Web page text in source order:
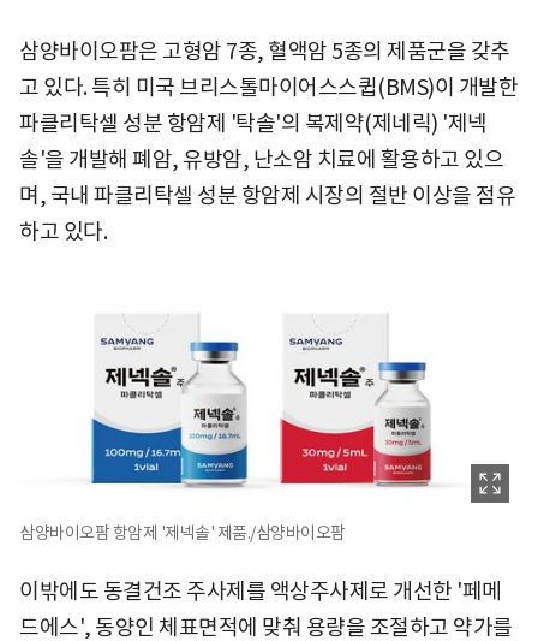
삼양바이오팜은 고형암 7종, 혈액암 5종의 제품군을 갖추
고 있다. 특히 미국 브리스톨마이어스스큅(BMS)이 개발한
파클리탁셀 성분 항암제 '탁솔'의 복제약(제네릭) '제넥
솔'을 개발해 폐암, 유방암, 난소암 치료에 활용하고 있으
며, 국내 파클리탁셀 성분 항암제 시장의 절반 이상을 점유
하고 있다.
삼양바이오팜 항암제 '제넥솔' 제품./삼양바이오팜
이밖에도 동결건조 주사제를 액상주사제로 개선한 '페메
드에스', 동양인 체표면적에 맞춰 용량을 조절하고 약가를